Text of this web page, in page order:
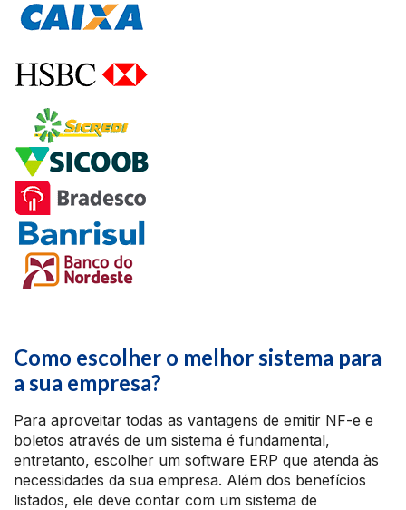
Como escolher o melhor sistema para
a sua empresa?
Para aproveitar todas as vantagens de emitir NF-e e
boletos através de um sistema é fundamental,
entretanto, escolher um software ERP que atenda às
necessidades da sua empresa. Além dos benefícios
listados, ele deve contar com um sistema de